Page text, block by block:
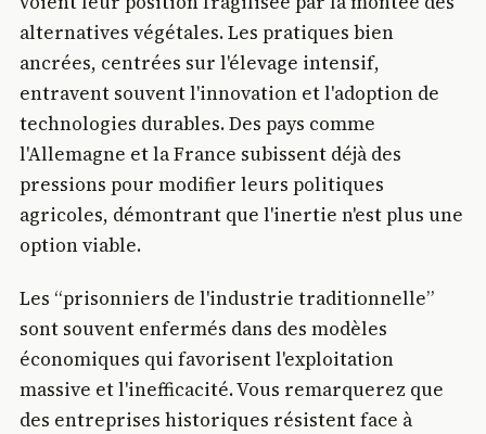
alternatives végétales. Les pratiques bien
ancrées, centrées sur l'élevage intensif,
entravent souvent l'innovation et l'adoption de
technologies durables. Des pays comme
l'Allemagne et la France subissent déjà des
pressions pour modifier leurs politiques
agricoles, démontrant que l'inertie n'est plus une
option viable.
Les “prisonniers de l'industrie traditionnelle”
sont souvent enfermés dans des modèles
économiques qui favorisent l'exploitation
massive et l'inefficacité. Vous remarquerez que
des entreprises historiques résistent face à